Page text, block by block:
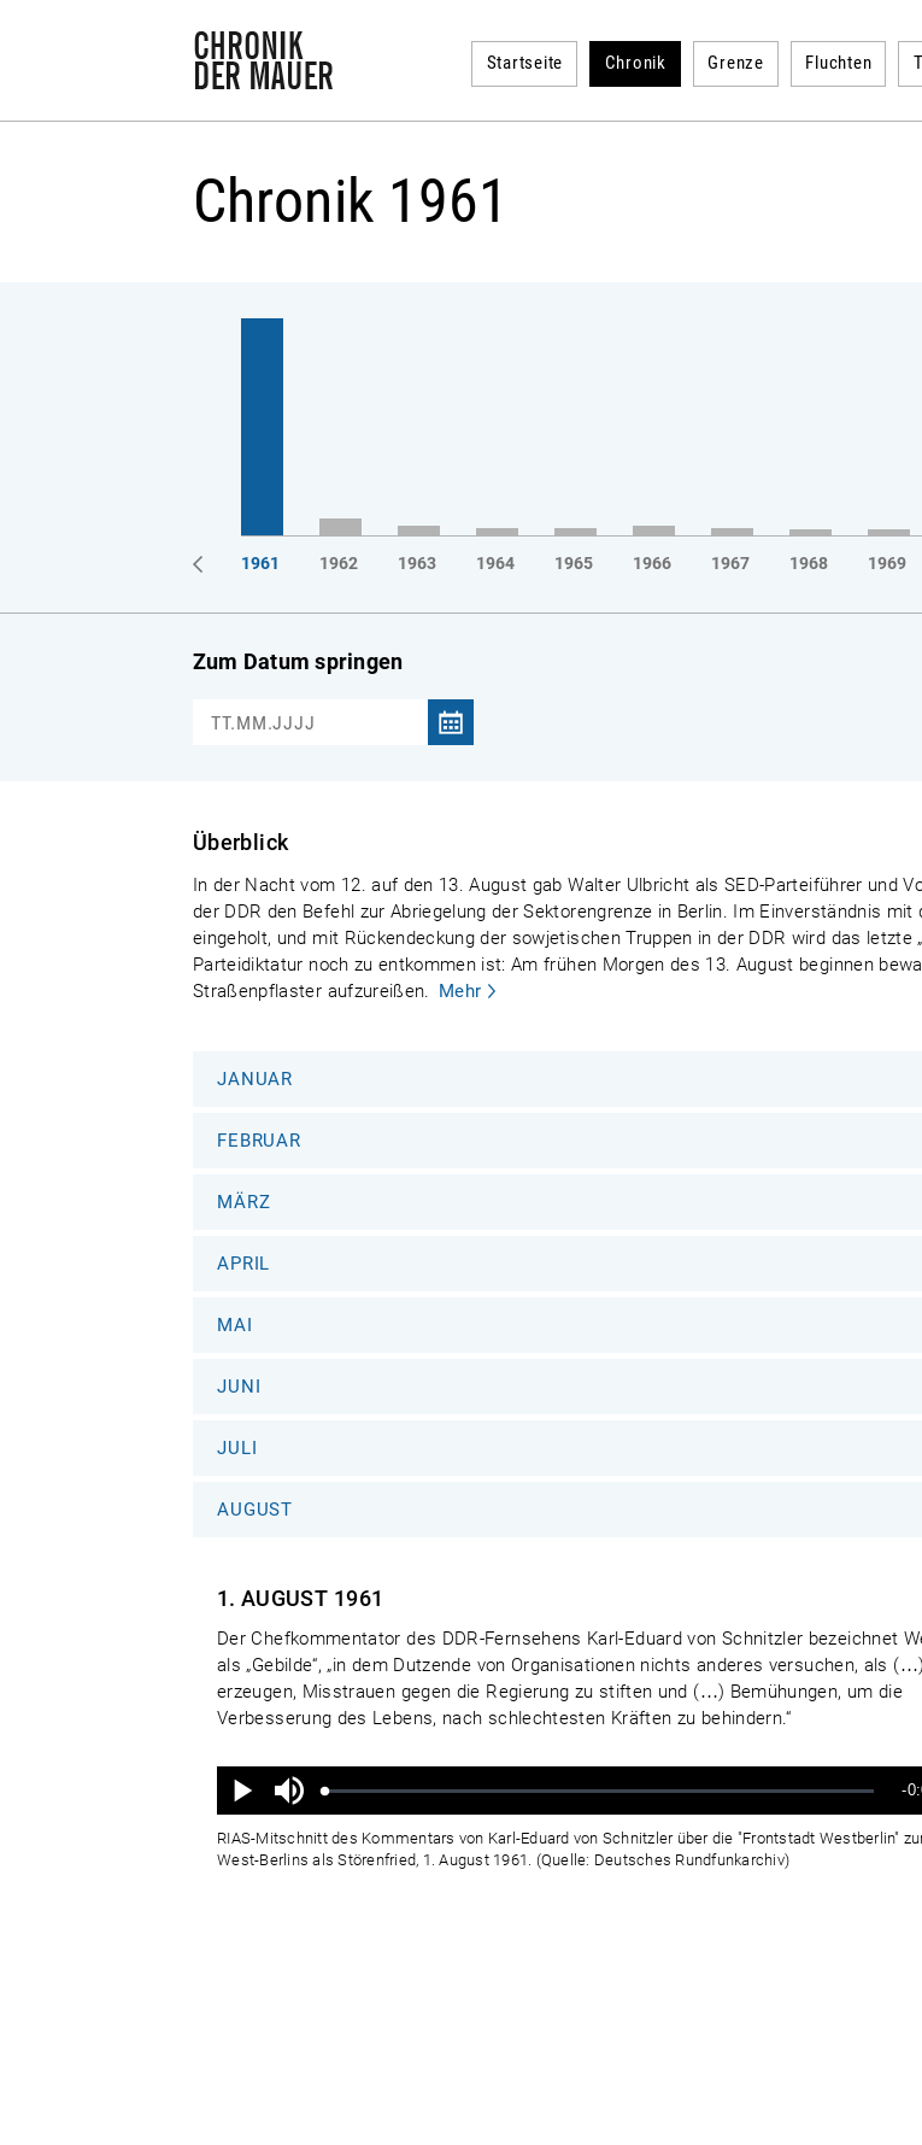
Startseite Chronik Grenze Fluchten
Chronik 1961
1961 1962 1963 1964 1965 1966 1967 1968 1969
Zum Datum springen
Überblick
In der Nacht vom 12. auf den 13. August gab Walter Ulbricht als SED-Parteiführer und
der DDR den Befehl zur Abriegelung der Sektorengrenze in Berlin. Im Einverständnis
eingeholt, und mit Rückendeckung der sowjetischen Truppen in der DDR wird das letzte
Parteidiktatur noch zu entkommen ist: Am frühen Morgen des 13. August beginnen
Straßenpflaster aufzureißen. Mehr
JANUAR
FEBRUAR
MÄRZ
APRIL
MAI
JUNI
JULI
AUGUST
1. AUGUST 1961
Der Chefkommentator des DDR-Fernsehens Karl-Eduard von Schnitzler bezeichnet
als „Gebilde“, „in dem Dutzende von Organisationen nichts anderes versuchen, als
erzeugen, Misstrauen gegen die Regierung zu stiften und (…) Bemühungen, um die
Verbesserung des Lebens, nach schlechtesten Kräften zu behindern.“
Wiedergabe
Ton
aus
Geladen:
Status:
-
RIAS-Mitschnitt des Kommentars von Karl-Eduard von Schnitzler über die "Frontstadt Westberlin"
West-Berlins als Störenfried, 1. August 1961. (Quelle: Deutsches Rundfunkarchiv)